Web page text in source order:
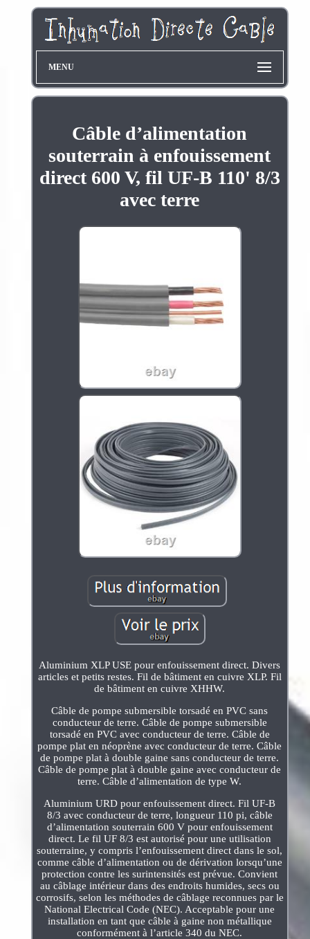
MENU
Câble d’alimentation
souterrain à enfouissement
direct 600 V, fil UF-B 110' 8/3
avec terre
Aluminium XLP USE pour enfouissement direct. Divers
articles et petits restes. Fil de bâtiment en cuivre XLP. Fil
de bâtiment en cuivre XHHW.
Câble de pompe submersible torsadé en PVC sans
conducteur de terre. Câble de pompe submersible
torsadé en PVC avec conducteur de terre. Câble de
pompe plat en néoprène avec conducteur de terre. Câble
de pompe plat à double gaine sans conducteur de terre.
Câble de pompe plat à double gaine avec conducteur de
terre. Câble d’alimentation de type W.
Aluminium URD pour enfouissement direct. Fil UF-B
8/3 avec conducteur de terre, longueur 110 pi, câble
d’alimentation souterrain 600 V pour enfouissement
direct. Le fil UF 8/3 est autorisé pour une utilisation
souterraine, y compris l’enfouissement direct dans le sol,
comme câble d’alimentation ou de dérivation lorsqu’une
protection contre les surintensités est prévue. Convient
au câblage intérieur dans des endroits humides, secs ou
corrosifs, selon les méthodes de câblage reconnues par le
National Electrical Code (NEC). Acceptable pour une
installation en tant que câble à gaine non métallique
conformément à l’article 340 du NEC.